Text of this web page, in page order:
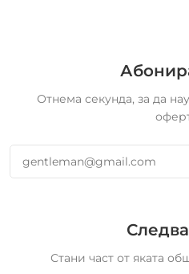
Отнема секунда, за да
Стани част от яката